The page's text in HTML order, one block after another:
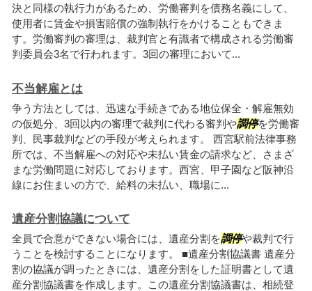
決と同様の執行力があるため、労働審判を債務名義にして、
使用者に賃金や損害賠償の強制執行をかけることもできま
す。労働審判の審理は、裁判官と有識者で構成される労働審
判委員会3名で行われます。3回の審理において...
不当解雇とは
争う方法としては、迅速な手続きである地位保全・解雇無効
の仮処分、3回以内の審理で裁判に代わる審判や調停を労働審
判、民事裁判などの手段が考えられます。 西宮駅前法律事務
所では、不当解雇への対応や未払い賃金の請求など、さまざ
まな労働問題に対応しております。西宮、甲子園など阪神沿
線にお住まいの方で、給料の未払い、職場に...
遺産分割協議について
全員で合意ができない場合には、遺産分割を調停や裁判で行
うことを検討することになります。 ■遺産分割協議書 遺産分
割の協議が調ったときには、遺産分割をした証明書として遺
産分割協議書を作成します。この遺産分割協議書は、相続登